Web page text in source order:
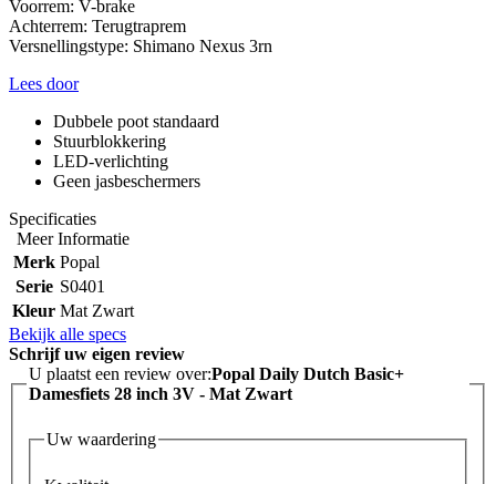
Voorrem: V-brake
Achterrem: Terugtraprem
Versnellingstype: Shimano Nexus 3rn
Lees door
Dubbele poot standaard
Stuurblokkering
LED-verlichting
Geen jasbeschermers
Specificaties
Meer Informatie
Merk Popal
Serie S0401
Kleur Mat Zwart
Bekijk alle specs
Schrijf uw eigen review
U plaatst een review over:Popal Daily Dutch Basic+
Damesfiets 28 inch 3V - Mat Zwart
Uw waardering